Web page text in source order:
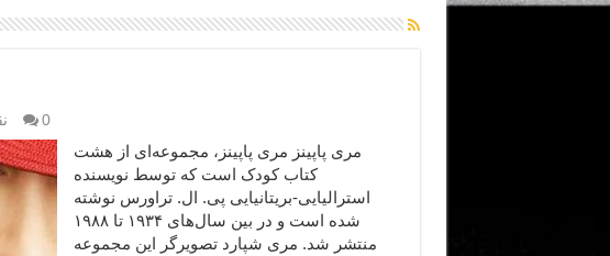
0
مری پاپینز مری پاپینز، مجموعه‌ای از هشت
کتاب کودک است که توسط نویسنده
استرالیایی-بریتانیایی پی. ال. تراورس نوشته
شده است و در بین سال‌های ۱۹۳۴ تا ۱۹۸۸
منتشر شد. مری شپارد تصویرگر این مجموعه